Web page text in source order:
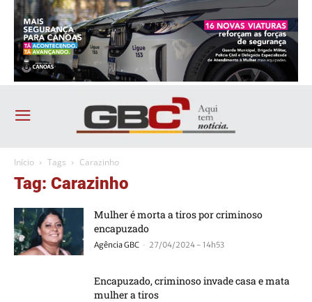
Início Tags Carazinho
Tag: Carazinho
Mulher é morta a tiros por criminoso
encapuzado
Agência GBC - 27/04/2024 - 14h53
Encapuzado, criminoso invade casa e mata
mulher a tiros